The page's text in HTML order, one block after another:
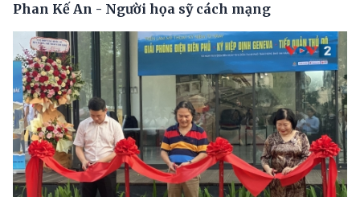
Phan Kế An - Người họa sỹ cách mạng